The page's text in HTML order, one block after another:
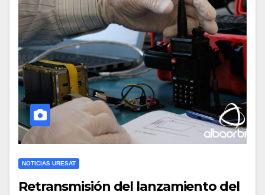
NOTICIAS URESAT
Retransmisión del lanzamiento del